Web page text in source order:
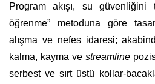
Program akışı, su güvenliğini
öğrenme” metoduna göre
alışma ve nefes idaresi;
kalma, kayma ve streamline
serbest ve sırt üstü kollar-